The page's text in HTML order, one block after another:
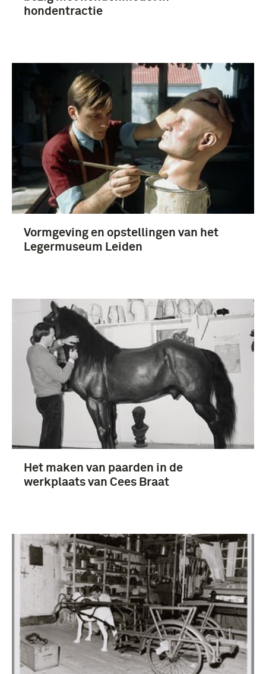
Legermuseum (9)
hondentractie
Vormgeving en opstellingen van het
Legermuseum Leiden
Het maken van paarden in de
werkplaats van Cees Braat